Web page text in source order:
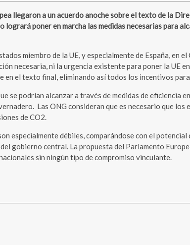
llegaron a un acuerdo anoche sobre el texto de la
poner en marcha las medidas necesarias para
miembro de la UE, y especialmente de España,
necesaria, ni la urgencia existente para poner la UE
el texto final, eliminando así todos los incentivos
se podrían alcanzar a través de medidas de eficiencia
Las ONG consideran que es necesario que los
de CO2.
especialmente débiles, comparándose con el
gobierno central. La propuesta del Parlamento
sin ningún tipo de compromiso vinculante.